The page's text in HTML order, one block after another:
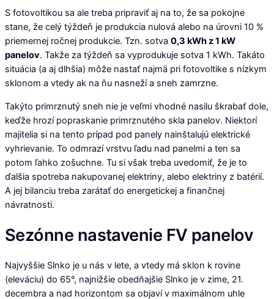
S fotovoltikou sa ale treba pripraviť aj na to, že sa pokojne
stane, že celý týždeň je produkcia nulová alebo na úrovni 10 %
priemernej ročnej produkcie. Tzn. sotva 0,3 kWh z 1 kW
panelov. Takže za týždeň sa vyprodukuje sotva 1 kWh. Takáto
situácia (a aj dlhšia) môže nastať najmä pri fotovoltike s nízkym
sklonom a vtedy ak na ňu nasneží a sneh zamrzne.
Takýto primrznutý sneh nie je veľmi vhodné nasilu škrabať dole,
keďže hrozí popraskanie primrznutého skla panelov. Niektorí
majitelia si na tento prípad pod panely nainštalujú elektrické
vyhrievanie. To odmrazí vrstvu ľadu nad panelmi a ten sa
potom ľahko zošuchne. Tu si však treba uvedomiť, že je to
ďalšia spotreba nakupovanej elektriny, alebo elektriny z batérií.
A jej bilanciu treba zarátať do energetickej a finančnej
návratnosti.
Sezónne nastavenie FV panelov
Najvyššie Slnko je u nás v lete, a vtedy má sklon k rovine
(eleváciu) do 65°, najnižšie obedňajšie Slnko je v zime, 21.
decembra a nad horizontom sa objaví v maximálnom uhle